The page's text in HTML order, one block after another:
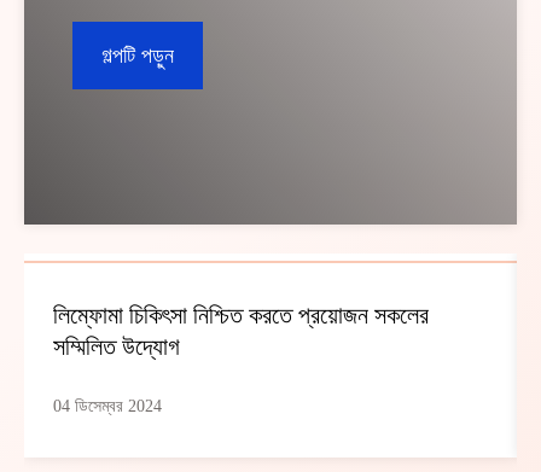
গল্পটি পড়ুন
লিম্ফোমা চিকিৎসা নিশ্চিত করতে প্রয়োজন সকলের
সম্মিলিত উদ্যোগ
04 ডিসেম্বর 2024